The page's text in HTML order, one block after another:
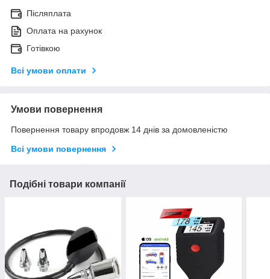
Післяплата
Оплата на рахунок
Готівкою
Всі умови оплати
Умови повернення
Повернення товару впродовж 14 днів за домовленістю
Всі умови повернення
Подібні товари компанії